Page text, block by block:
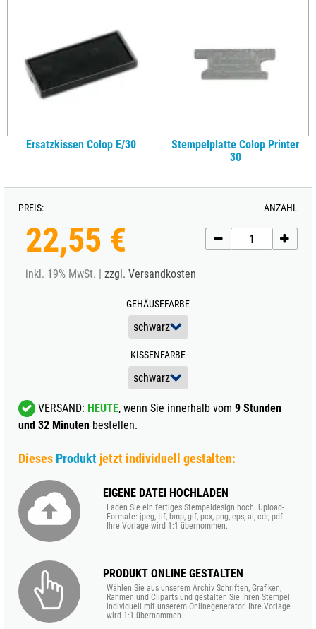
Ersatzkissen Colop E/30
Stempelplatte Colop Printer
30
PREIS:
22,55 €
inkl. 19% MwSt. | zzgl. Versandkosten
GEHÄUSEFARBE
KISSENFARBE
VERSAND: HEUTE, wenn Sie innerhalb vom 9 Stunden
und 32 Minuten bestellen.
ANZAHL
Dieses Produkt jetzt individuell gestalten:
EIGENE DATEI HOCHLADEN
Laden Sie ein fertiges Stempeldesign hoch. Upload-
Formate: jpeg, tif, bmp, gif, pcx, png, eps, ai, cdr, pdf.
Ihre Vorlage wird 1:1 übernommen.
PRODUKT ONLINE GESTALTEN
Wählen Sie aus unserem Archiv Schriften, Grafiken,
Rahmen und Cliparts und gestalten Sie Ihren Stempel
individuell mit unserem Onlinegenerator. Ihre Vorlage
wird 1:1 übernommen.